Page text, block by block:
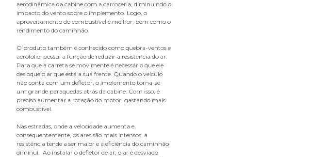
bandeja do retrovisor
base do suporte do paralama
batente da grade
borracha do tubo do suporte
paralama
botão da trava do volante
braço de retrovisor
braco retrovisor
C
cabo da coluna de direção
cabo da fechadura
cabo para bagageiro
aerodinâmica da cabine com a carroceria, diminuindo o
impacto do vento sobre o implemento. Logo, o
aproveitamento do combustível é melhor, bem como o
rendimento do caminhão.
O produto também é conhecido como quebra-ventos e
aerofólio, possui a função de reduzir a resistência do ar.
Para que a carreta se movimente é necessário que ele
desloque o ar que está a sua frente. Quando o veículo
não conta com um defletor, o implemento torna-se
um grande paraquedas atrás da cabine. Com isso, é
preciso aumentar a rotação do motor, gastando mais
combustível.
Nas estradas, onde a velocidade aumenta e,
consequentemente, os ares são mais intensos, a
resistência tende a ser maior e a eficiência do caminhão
diminui. Ao instalar o defletor de ar, o ar é desviado